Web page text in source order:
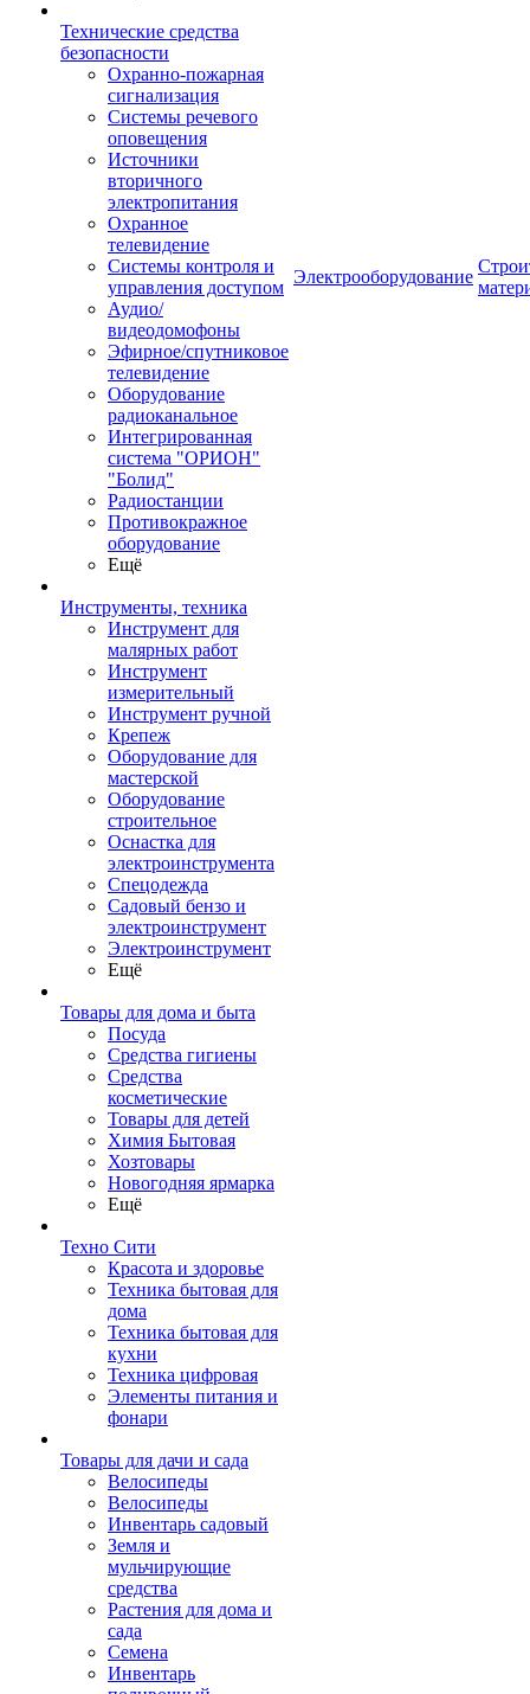
Технические средства
безопасности
Охранно-пожарная
сигнализация
Системы речевого
оповещения
Источники
вторичного
электропитания
Охранное
телевидение
Системы контроля и
управления доступом
Аудио/
видеодомофоны
Эфирное/спутниковое
телевидение
Оборудование
радиоканальное
Интегрированная
система "ОРИОН"
"Болид"
Радиостанции
Противокражное
оборудование
Ещё
Инструменты, техника
Инструмент для
малярных работ
Инструмент
измерительный
Инструмент ручной
Крепеж
Оборудование для
мастерской
Оборудование
строительное
Оснастка для
электроинструмента
Спецодежда
Садовый бензо и
электроинструмент
Электроинструмент
Ещё
Товары для дома и быта
Посуда
Средства гигиены
Средства
косметические
Товары для детей
Химия Бытовая
Хозтовары
Новогодняя ярмарка
Ещё
Техно Сити
Красота и здоровье
Техника бытовая для
дома
Техника бытовая для
кухни
Техника цифровая
Элементы питания и
фонари
Товары для дачи и сада
Велосипеды
Велосипеды
Инвентарь садовый
Земля и
мульчирующие
средства
Растения для дома и
сада
Семена
Инвентарь
Электрооборудование